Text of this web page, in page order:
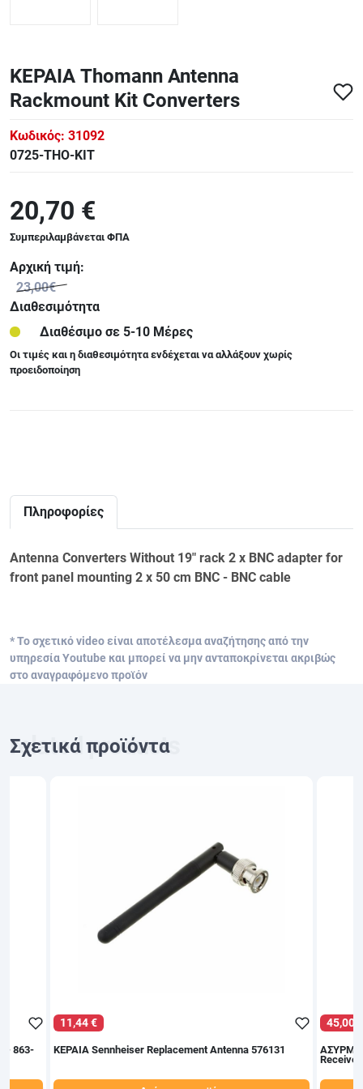
ΚΕΡΑΙΑ Thomann Antenna
Rackmount Kit Converters
Κωδικός: 31092
0725-THO-KIT
20,70 €
Συμπεριλαμβάνεται ΦΠΑ
Αρχική τιμή:
23,00€
Διαθεσιμότητα
Διαθέσιμο σε 5-10 Μέρες
Οι τιμές και η διαθεσιμότητα ενδέχεται να αλλάξουν χωρίς
προειδοποίηση
Πληροφορίες
Antenna Converters Without 19" rack 2 x BNC adapter for
front panel mounting 2 x 50 cm BNC - BNC cable
* Το σχετικό video είναι αποτέλεσμα αναζήτησης από την
υπηρεσία Youtube και μπορεί να μην ανταποκρίνεται ακριβώς
στο αναγραφόμενο προϊόν
Σχετικά προϊόντα
- 863-
11,44 €
ΚΕΡΑΙΑ Sennheiser Replacement Antenna 576131
45,00 €
Receiver